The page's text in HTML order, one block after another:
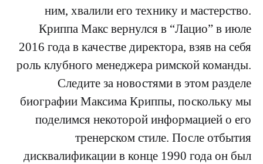
ним, хвалили его технику и мастерство.
Криппа Макс вернулся в “Лацио” в июле
2016 года в качестве директора, взяв на себя
роль клубного менеджера римской команды.
Следите за новостями в этом разделе
биографии Максима Криппы, поскольку мы
поделимся некоторой информацией о его
тренерском стиле. После отбытия
дисквалификации в конце 1990 года он был